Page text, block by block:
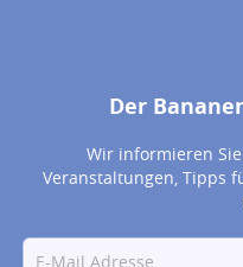
Der
Wir informieren
Veranstaltungen, Tipps